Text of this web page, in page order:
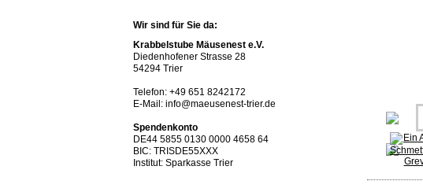
Wir sind für Sie da:
Krabbelstube Mäusenest e.V.
Diedenhofener Strasse 28
54294 Trier
Telefon: +49 651 8242172
E-Mail: info@maeusenest-trier.de
Spendenkonto
DE44 5855 0130 0000 4658 64
BIC: TRISDE55XXX
Institut: Sparkasse Trier